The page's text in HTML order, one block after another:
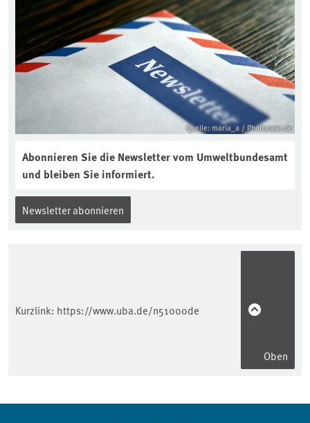
Quelle: maria_a / Photocase.de
Abonnieren Sie die Newsletter vom Umweltbundesamt
und bleiben Sie informiert.
Newsletter abonnieren
Kurzlink: https://www.uba.de/n51000de
Oben